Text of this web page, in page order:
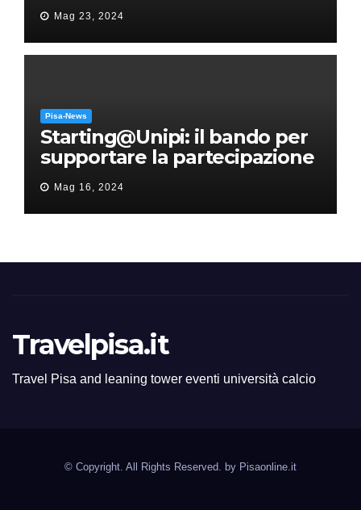
Mag 23, 2024
Pisa-News
Starting@Unipi: il bando per
supportare la partecipazione
all’ERC Starting Grant
Mag 16, 2024
Travelpisa.it
Travel Pisa and leaning tower eventi università calcio
© Copyright. All Rights Reserved. by Pisaonline.it